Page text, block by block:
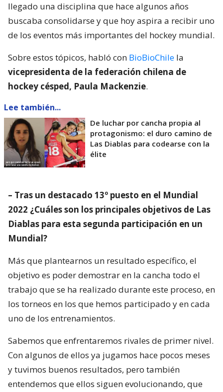
llegado una disciplina que hace algunos años
buscaba consolidarse y que hoy aspira a recibir uno
de los eventos más importantes del hockey mundial.
Sobre estos tópicos, habló con BioBioChile la
vicepresidenta de la federación chilena de
hockey césped, Paula Mackenzie.
Lee también...
De luchar por cancha propia al
protagonismo: el duro camino de
Las Diablas para codearse con la
élite
– Tras un destacado 13º puesto en el Mundial
2022 ¿Cuáles son los principales objetivos de Las
Diablas para esta segunda participación en un
Mundial?
Más que plantearnos un resultado específico, el
objetivo es poder demostrar en la cancha todo el
trabajo que se ha realizado durante este proceso, en
los torneos en los que hemos participado y en cada
uno de los entrenamientos.
Sabemos que enfrentaremos rivales de primer nivel.
Con algunos de ellos ya jugamos hace pocos meses
y tuvimos buenos resultados, pero también
entendemos que ellos siguen evolucionando, que